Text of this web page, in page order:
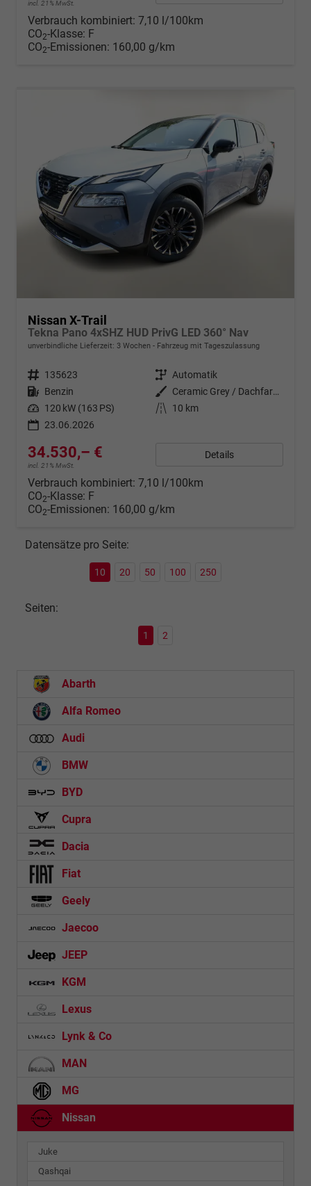
incl. 21% MwSt.
Verbrauch kombiniert: 7,10 l/100km
CO2-Klasse: F
CO2-Emissionen: 160,00 g/km
Nissan X-Trail
Tekna Pano 4xSHZ HUD PrivG LED 360° Nav
unverbindliche Lieferzeit: 3 Wochen Fahrzeug mit Tageszulassung
Fahrzeugnr. 135623 Getriebe Automatik
Kraftstoff Benzin Außenfarbe
Ceramic Grey / Dachfarbe in Schw
Leistung 120 kW (163 PS) Kilometerstand
10 km
23.06.2026
34.530,– €
incl. 21% MwSt.
Details
Verbrauch kombiniert: 7,10 l/100km
CO2-Klasse: F
CO2-Emissionen: 160,00 g/km
Datensätze pro Seite:
10 20 50 100 250
Seiten:
1 2
Abarth
Alfa Romeo
Audi
BMW
BYD
Cupra
Dacia
Fiat
Geely
Jaecoo
JEEP
KGM
Lexus
Lynk & Co
MAN
MG
Nissan
Juke
Qashqai